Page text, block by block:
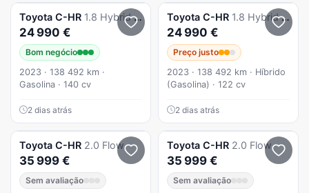
Toyota C-HR 1.8 Hybrid Comfort
24 990 €
Bom negócio
2023 · 138 492 km ·
Gasolina · 140 cv
2 dias atrás
Toyota C-HR 1.8 Hybrid Comfort
24 990 €
Preço justo
2023 · 138 492 km · Híbrido
(Gasolina) · 122 cv
2 dias atrás
Toyota C-HR 2.0 Flow
35 999 €
Sem avaliação
Toyota C-HR 2.0 Flow
35 999 €
Sem avaliação